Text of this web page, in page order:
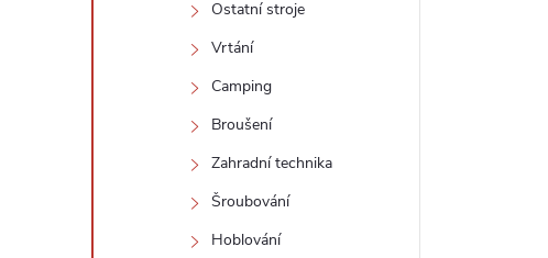
Ostatní stroje
Vrtání
Camping
Broušení
Zahradní technika
Šroubování
Hoblování